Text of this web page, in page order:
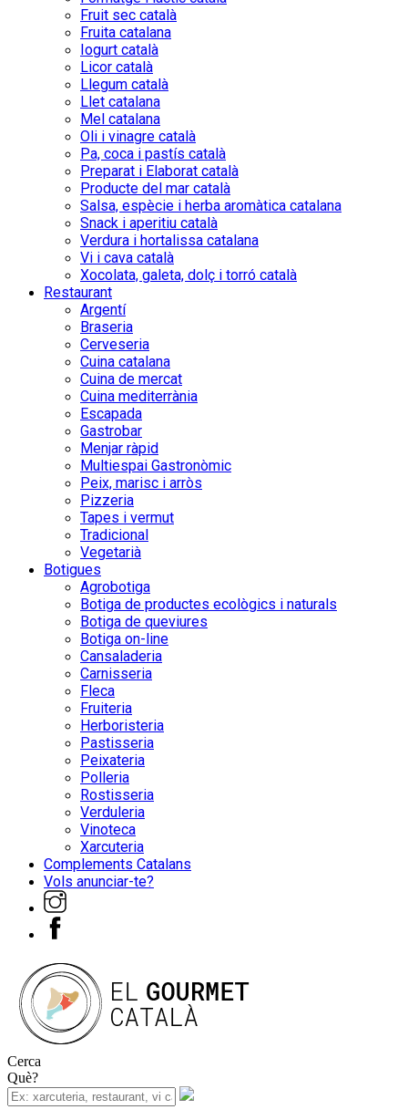
Fruit sec català
Fruita catalana
Iogurt català
Licor català
Llegum català
Llet catalana
Mel catalana
Oli i vinagre català
Pa, coca i pastís català
Preparat i Elaborat català
Producte del mar català
Salsa, espècie i herba aromàtica catalana
Snack i aperitiu català
Verdura i hortalissa catalana
Vi i cava català
Xocolata, galeta, dolç i torró català
Restaurant
Argentí
Braseria
Cerveseria
Cuina catalana
Cuina de mercat
Cuina mediterrània
Escapada
Gastrobar
Menjar ràpid
Multiespai Gastronòmic
Peix, marisc i arròs
Pizzeria
Tapes i vermut
Tradicional
Vegetarià
Botigues
Agrobotiga
Botiga de productes ecològics i naturals
Botiga de queviures
Botiga on-line
Cansaladeria
Carnisseria
Fleca
Fruiteria
Herboristeria
Pastisseria
Peixateria
Polleria
Rostisseria
Verduleria
Vinoteca
Xarcuteria
Complements Catalans
Vols anunciar-te?
Cerca
Què?